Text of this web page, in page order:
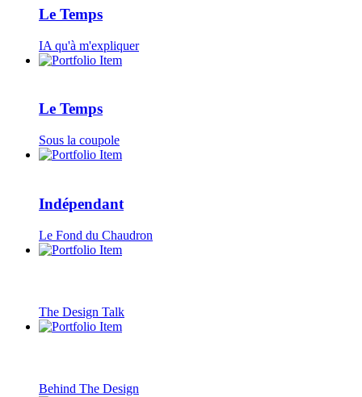
Le Temps
IA qu'à m'expliquer
Le Temps
Sous la coupole
Indépendant
Le Fond du Chaudron
The Design Talk
Behind The Design